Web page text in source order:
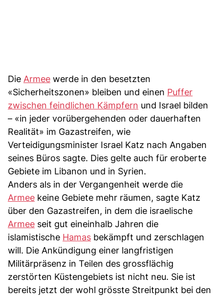
Die Armee werde in den besetzten
«Sicherheitszonen» bleiben und einen Puffer
zwischen feindlichen Kämpfern und Israel bilden
– «in jeder vorübergehenden oder dauerhaften
Realität» im Gazastreifen, wie
Verteidigungsminister Israel Katz nach Angaben
seines Büros sagte. Dies gelte auch für eroberte
Gebiete im Libanon und in Syrien.
Anders als in der Vergangenheit werde die
Armee keine Gebiete mehr räumen, sagte Katz
über den Gazastreifen, in dem die israelische
Armee seit gut eineinhalb Jahren die
islamistische Hamas bekämpft und zerschlagen
will. Die Ankündigung einer langfristigen
Militärpräsenz in Teilen des grossflächig
zerstörten Küstengebiets ist nicht neu. Sie ist
bereits jetzt der wohl grösste Streitpunkt bei den